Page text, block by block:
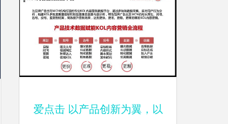
爱点击 以产品创新为翼，以